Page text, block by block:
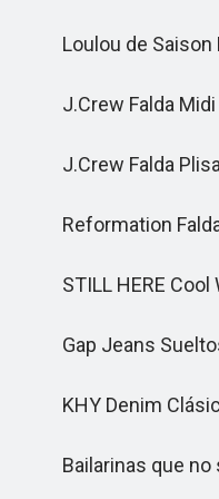
Loulou de Saison
J.Crew Falda Midi
J.Crew Falda
Reformation Falda
STILL HERE Cool
Gap Jeans
KHY Denim
Bailarinas que no